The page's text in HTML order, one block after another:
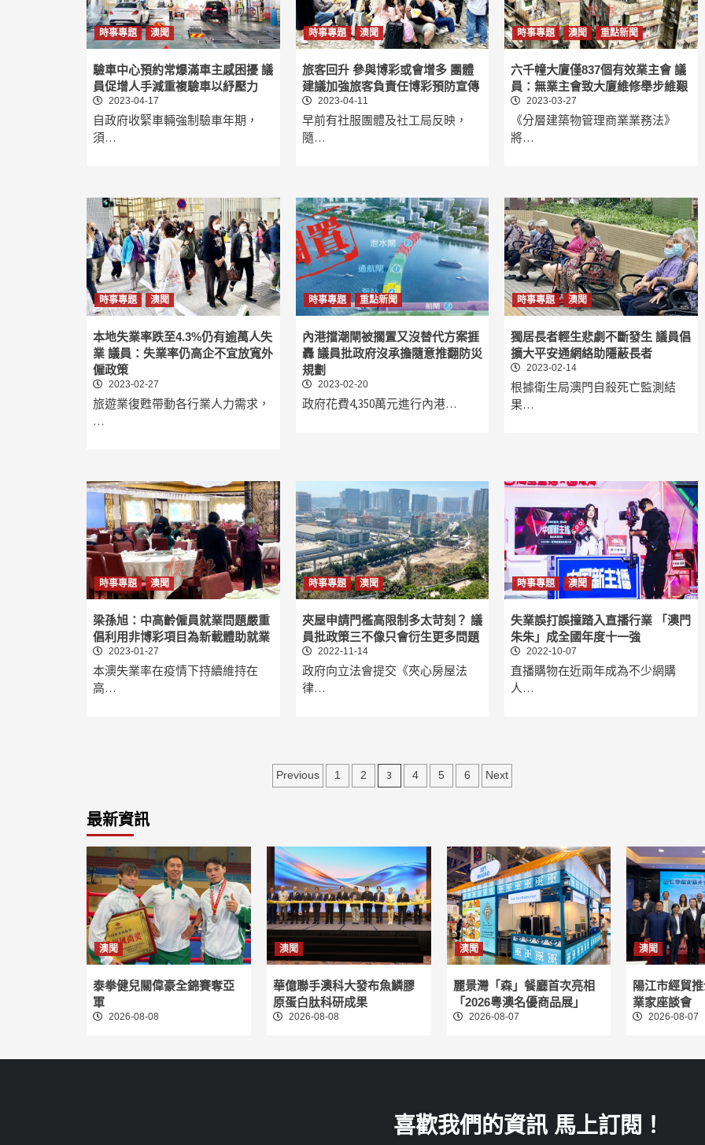
時事專題 澳聞
驗車中心預約常爆滿車主感困擾 議
員促增人手減重複驗車以紓壓力
2023-04-17
自政府收緊車輛強制驗車年期，
須…
時事專題 澳聞
旅客回升 參與博彩或會增多 團體
建議加強旅客負責任博彩預防宣傳
2023-04-11
早前有社服團體及社工局反映，
隨…
時事專題 澳聞 重點新聞
六千幢大廈僅837個有效業主會 議
員：無業主會致大廈維修舉步維艱
2023-03-27
《分層建築物管理商業業務法》
將…
時事專題 澳聞
本地失業率跌至4.3%仍有逾萬人失
業 議員：失業率仍高企不宜放寬外
僱政策
2023-02-27
旅遊業復甦帶動各行業人力需求，
…
時事專題 重點新聞
內港擋潮閘被擱置又沒替代方案捱
轟 議員批政府沒承擔隨意推翻防災
規劃
2023-02-20
政府花費4,350萬元進行內港…
時事專題 澳聞
獨居長者輕生悲劇不斷發生 議員倡
擴大平安通網絡助隱蔽長者
2023-02-14
根據衛生局澳門自殺死亡監測結
果…
時事專題 澳聞
梁孫旭：中高齡僱員就業問題嚴重
倡利用非博彩項目為新載體助就業
2023-01-27
本澳失業率在疫情下持續維持在
高…
時事專題 澳聞
夾屋申請門檻高限制多太苛刻？ 議
員批政策三不像只會衍生更多問題
2022-11-14
政府向立法會提交《夾心房屋法
律…
時事專題 澳聞
失業誤打誤撞踏入直播行業 「澳門
朱朱」成全國年度十一強
2022-10-07
直播購物在近兩年成為不少網購
人…
文
頁
Previous 1 2 3 4 5 6 Next
最新資訊
澳聞
泰拳健兒關偉豪全錦賽奪亞
軍
2026-08-08
澳聞
華億聯手澳科大發布魚鱗膠
原蛋白肽科研成果
2026-08-08
澳聞
麗景灣「森」餐廳首次亮相
「2026粵澳名優商品展」
2026-08-07
澳聞
陽江市經貿
業家座談會
2026-08-07
喜歡我們的資訊 馬上訂閱！